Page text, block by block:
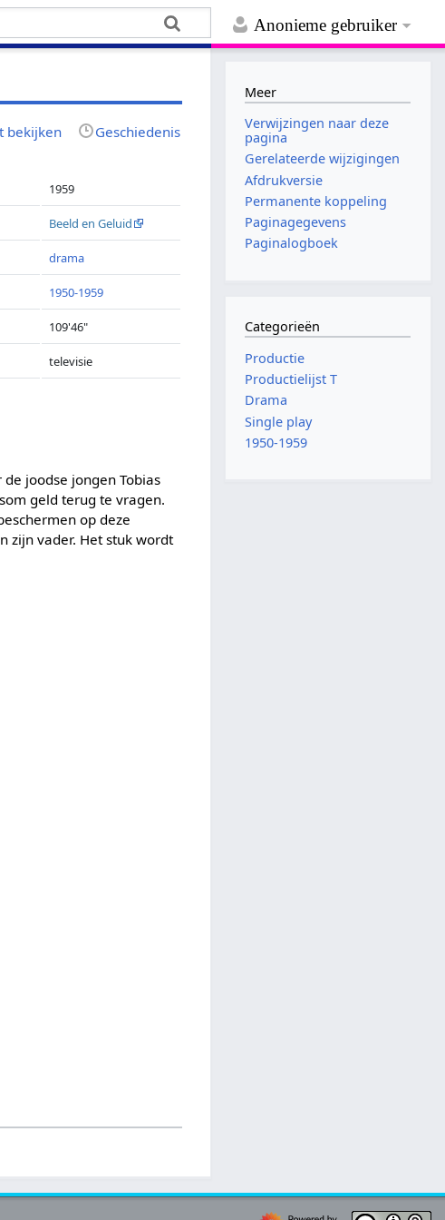
Anonieme gebruiker
bekijken Geschiedenis
1959
Beeld en Geluid
drama
1950-1959
109'46"
televisie
joodse jongen Tobias
geld terug te vragen.
op deze
zijn vader. Het stuk wordt
Meer
Verwijzingen naar deze
pagina
Gerelateerde wijzigingen
Afdrukversie
Permanente koppeling
Paginagegevens
Paginalogboek
Categorieën
Productie
Productielijst T
Drama
Single play
1950-1959